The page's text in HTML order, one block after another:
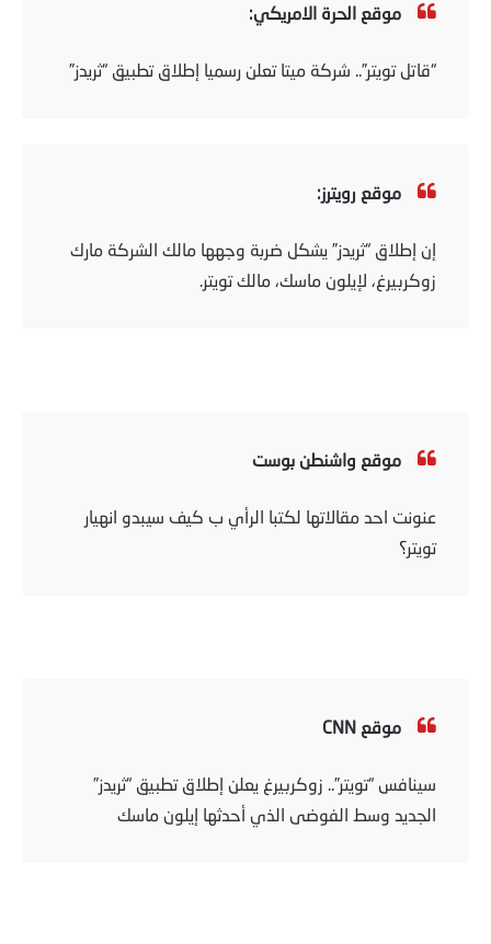
موقع الحرة الامريكي:
“قاتل تويتر”.. شركة ميتا تعلن رسميا إطلاق تطبيق “ثريدز”
موقع رويترز:
إن إطلاق “ثريدز” يشكل ضربة وجهها مالك الشركة مارك
زوكربيرغ، لإيلون ماسك، مالك تويتر.
موقع واشنطن بوست
عنونت احد مقالاتها لكتبا الرأي ب كيف سيبدو انهيار
تويتر؟
موقع CNN
سينافس “تويتر”.. زوكربيرغ يعلن إطلاق تطبيق “ثريدز”
الجديد وسط الفوضى الذي أحدثها إيلون ماسك